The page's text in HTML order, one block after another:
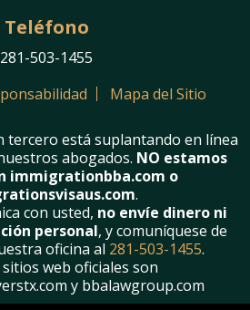
Teléfono
281-503-1455
Mapa del Sitio
tercero está suplantando en línea
abogados. NO estamos
immigrationbba.com o
.
con usted, no envíe dinero ni
personal, y comuníquese de
oficina al 281-503-1455.
web oficiales son
y bbalawgroup.com